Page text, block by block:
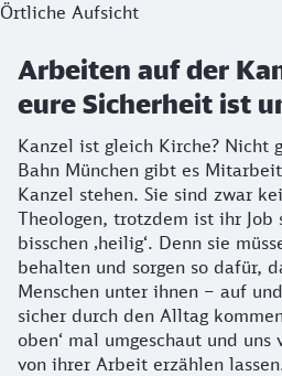
Örtliche Aufsicht
Arbeiten auf der
eure Sicherheit ist
Kanzel ist gleich Kirche? Nicht
Bahn München gibt es
Kanzel stehen. Sie sind zwar
Theologen, trotzdem ist ihr Job
bisschen ‚heilig‘. Denn sie
behalten und sorgen so dafür,
Menschen unter ihnen – auf
sicher durch den Alltag
oben‘ mal umgeschaut und
von ihrer Arbeit erzählen